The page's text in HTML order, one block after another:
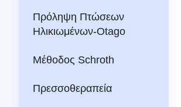
Πρόληψη Πτώσεων
Ηλικιωμένων-Otago
Μέθοδος Schroth
Πρεσσοθεραπεία